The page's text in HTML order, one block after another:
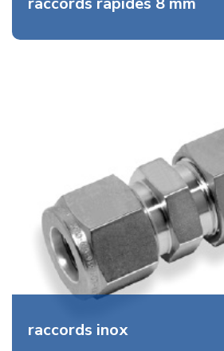
raccords inox